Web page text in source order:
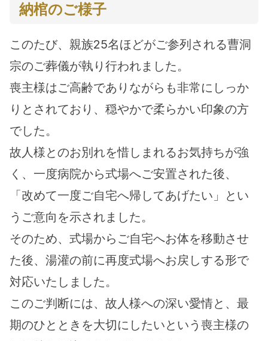
納棺のご様子
このたび、親族25名ほどがご参列される曹洞
宗のご葬儀が執り行われました。
喪主様はご高齢でありながらも非常にしっか
りとされており、穏やかで柔らかい印象の方
でした。
故人様とのお別れを惜しまれるお気持ちが強
く、一度病院から式場へご安置された後、
「改めて一度ご自宅へ帰してあげたい」とい
うご意向を示されました。
そのため、式場からご自宅へお体を移動させ
た後、湯灌の前に再度式場へお戻しする形で
対応いたしました。
このご判断には、故人様への深い愛情と、最
期のひとときを大切にしたいという喪主様の